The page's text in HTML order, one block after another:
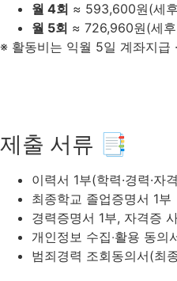
월 4회 ≈ 593,600원(세
월 5회 ≈ 726,960원(세
※ 활동비는 익월 5일 계좌지급
제출 서류 📑
이력서 1부(학력·경력·자
최종학교 졸업증명서 1부
경력증명서 1부, 자격증
개인정보 수집‧활용 동의
범죄경력 조회동의서(최